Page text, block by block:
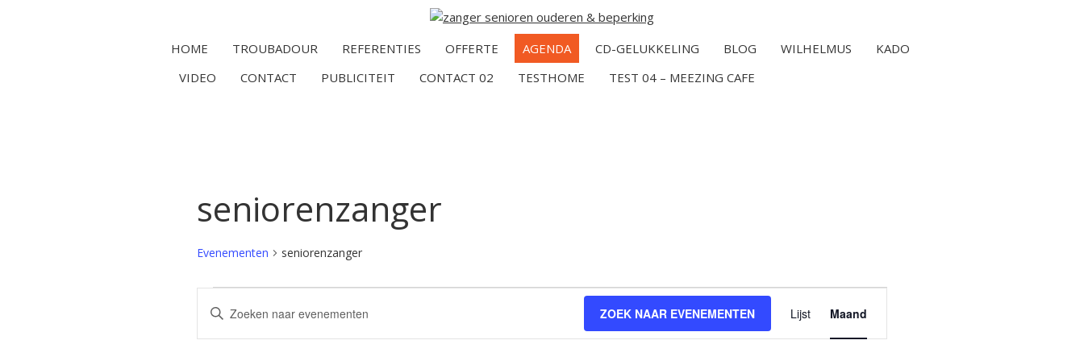
HOME TROUBADOUR REFERENTIES OFFERTE AGENDA CD-GELUKKELING BLOG WILHELMUS
KADO
VIDEO
CONTACT PUBLICITEIT CONTACT 02 TESTHOME TEST 04 – MEEZING CAFE
seniorenzanger
Evenementen seniorenzanger
Zoeken
en
Vul
keyword
ZOEK NAAR EVENEMENTEN
weergaven
navigatie
Lijst Maand